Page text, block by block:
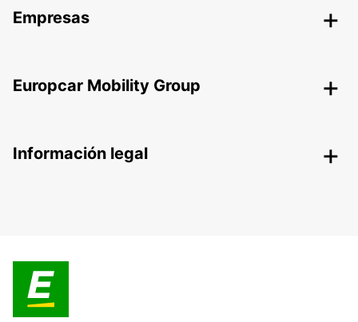
Empresas
Europcar Mobility Group
Información legal